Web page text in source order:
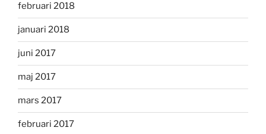
februari 2018
januari 2018
juni 2017
maj 2017
mars 2017
februari 2017